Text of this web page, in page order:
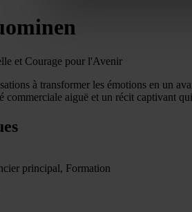
et Courage pour l'Avenir
à transformer les émotions en un
commerciale aiguë et un récit captivant
principal, Formation